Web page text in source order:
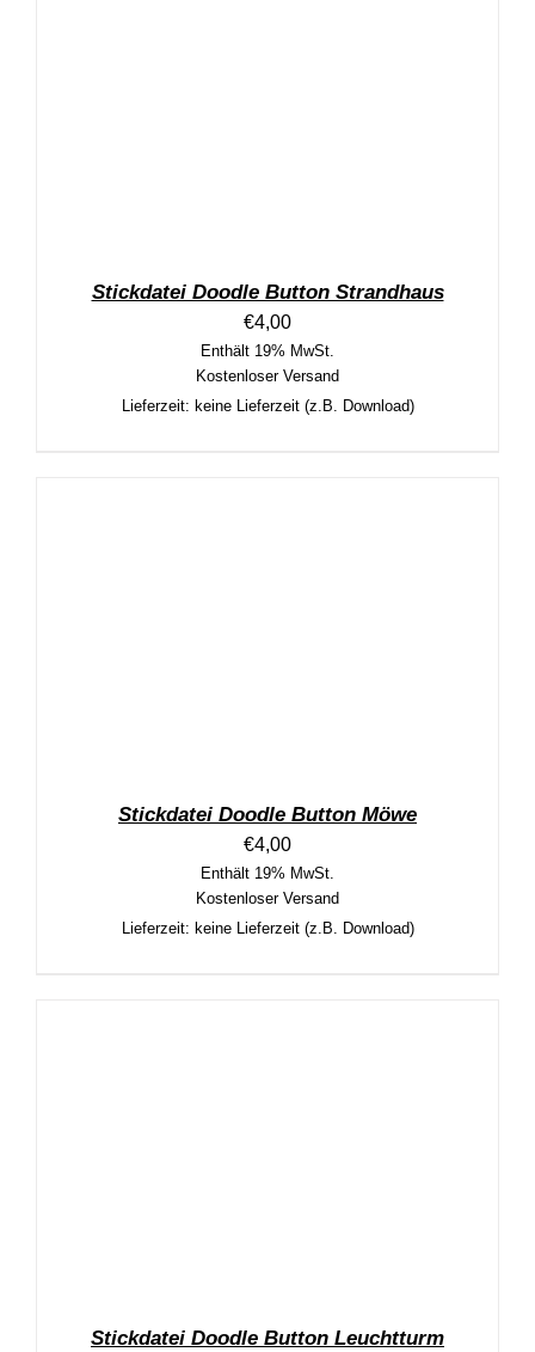
Stickdatei Doodle Button Strandhaus
€4,00
Enthält 19% MwSt.
Kostenloser Versand
Lieferzeit: keine Lieferzeit (z.B. Download)
Stickdatei Doodle Button Möwe
€4,00
Enthält 19% MwSt.
Kostenloser Versand
Lieferzeit: keine Lieferzeit (z.B. Download)
Stickdatei Doodle Button Leuchtturm